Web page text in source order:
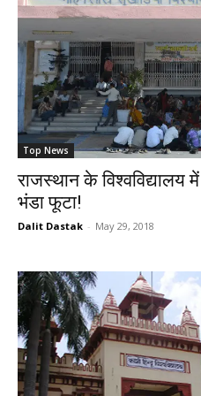
Top News
राजस्थान के विश्वविद्यालय
भंडा फूटा!
Dalit Dastak - May 29, 2018